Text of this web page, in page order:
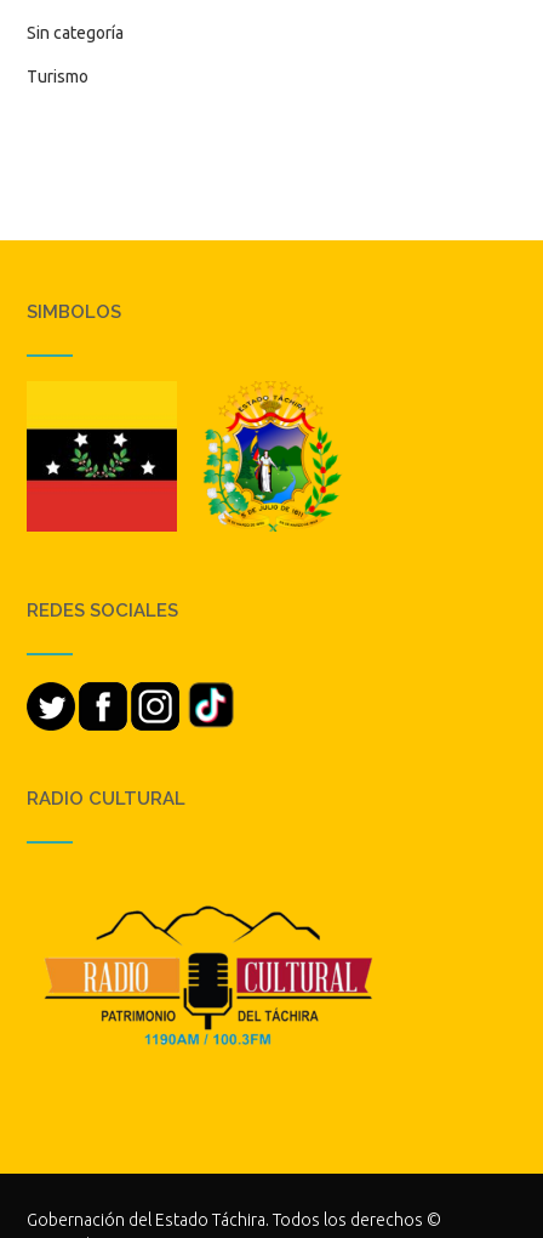
Sin categoría
Turismo
SIMBOLOS
REDES SOCIALES
RADIO CULTURAL
Gobernación del Estado Táchira. Todos los derechos ©